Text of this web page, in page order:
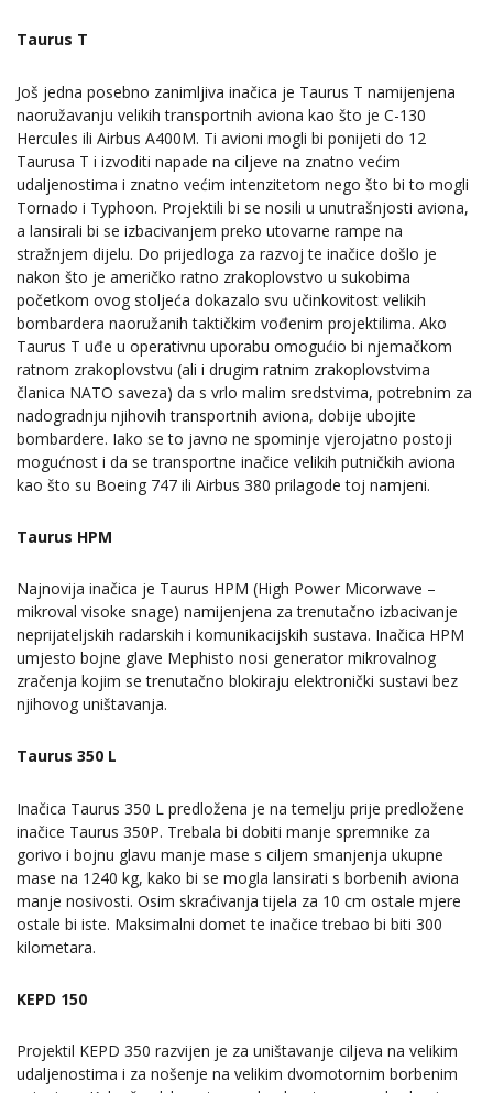
Taurus T
Još jedna posebno zanimljiva inačica je Taurus T namijenjena
naoružavanju velikih transportnih aviona kao što je C-130
Hercules ili Airbus A400M. Ti avioni mogli bi ponijeti do 12
Taurusa T i izvoditi napade na ciljeve na znatno većim
udaljenostima i znatno većim intenzitetom nego što bi to mogli
Tornado i Typhoon. Projektili bi se nosili u unutrašnjosti aviona,
a lansirali bi se izbacivanjem preko utovarne rampe na
stražnjem dijelu. Do prijedloga za razvoj te inačice došlo je
nakon što je američko ratno zrakoplovstvo u sukobima
početkom ovog stoljeća dokazalo svu učinkovitost velikih
bombardera naoružanih taktičkim vođenim projektilima. Ako
Taurus T uđe u operativnu uporabu omogućio bi njemačkom
ratnom zrakoplovstvu (ali i drugim ratnim zrakoplovstvima
članica NATO saveza) da s vrlo malim sredstvima, potrebnim za
nadogradnju njihovih transportnih aviona, dobije ubojite
bombardere. Iako se to javno ne spominje vjerojatno postoji
mogućnost i da se transportne inačice velikih putničkih aviona
kao što su Boeing 747 ili Airbus 380 prilagode toj namjeni.
Taurus HPM
Najnovija inačica je Taurus HPM (High Power Micorwave –
mikroval visoke snage) namijenjena za trenutačno izbacivanje
neprijateljskih radarskih i komunikacijskih sustava. Inačica HPM
umjesto bojne glave Mephisto nosi generator mikrovalnog
zračenja kojim se trenutačno blokiraju elektronički sustavi bez
njihovog uništavanja.
Taurus 350 L
Inačica Taurus 350 L predložena je na temelju prije predložene
inačice Taurus 350P. Trebala bi dobiti manje spremnike za
gorivo i bojnu glavu manje mase s ciljem smanjenja ukupne
mase na 1240 kg, kako bi se mogla lansirati s borbenih aviona
manje nosivosti. Osim skraćivanja tijela za 10 cm ostale mjere
ostale bi iste. Maksimalni domet te inačice trebao bi biti 300
kilometara.
KEPD 150
Projektil KEPD 350 razvijen je za uništavanje ciljeva na velikim
udaljenostima i za nošenje na velikim dvomotornim borbenim